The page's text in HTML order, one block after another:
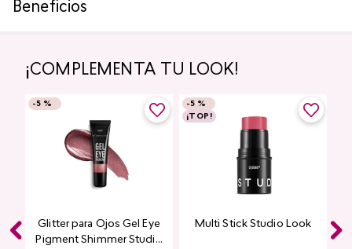
Beneficios
¡COMPLEMENTA TU LOOK!
-5 %
Glitter para Ojos Gel Eye
Pigment Shimmer Studio
-5 %
¡TOP!
Multi Stick Studio Look